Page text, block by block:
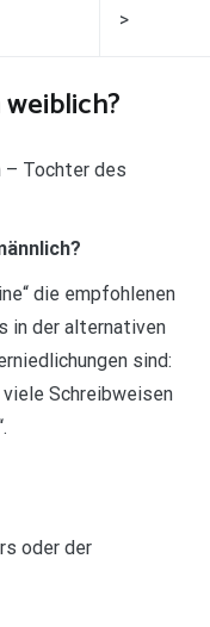
>
– Tochter des
die empfohlenen
in der alternativen
sind:
Schreibweisen
oder der